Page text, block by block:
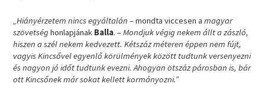
„Hiányérzetem nincs egyáltalán – mondta viccesen amagyar
szövetséghonlapjának Balla. –Mondjuk végig nekem állt a zászló,
hiszen a szél nekem kedvezett. Kétszáz méteren éppen nem fújt,
vagyis Kincsővel egyenlő körülmények között tudtunk versenyezni
és nagyon jó időt tudtunk evezni. Ahogyan ötszáz párosban is, bár
ott Kincsőnek már sokat kellett kormányozni.”